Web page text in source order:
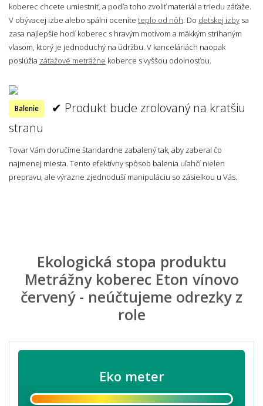
koberec chcete umiestniť, a podľa toho zvoliť materiál a triedu záťaže.
V obývacej izbe alebo spálni oceníte teplo od nôh. Do detskej izby sa
zasa najlepšie hodí koberec s hravým motívom a mäkkým strihaným
vlasom, ktorý je jednoduchý na údržbu. V kanceláriách naopak
poslúžia záťažové metrážne koberce s vyššou odolnosťou.
Balenie
✔ Produkt bude zrolovaný na kratšiu
stranu
Tovar Vám doručíme štandardne zabalený tak, aby zaberal čo
najmenej miesta. Tento efektívny spôsob balenia uľahčí nielen
prepravu, ale výrazne zjednoduší manipuláciu so zásielkou u Vás.
Ekologická stopa produktu
Metrážny koberec Eton vínovo
červený - neúčtujeme odrezky z
role
Eko meter